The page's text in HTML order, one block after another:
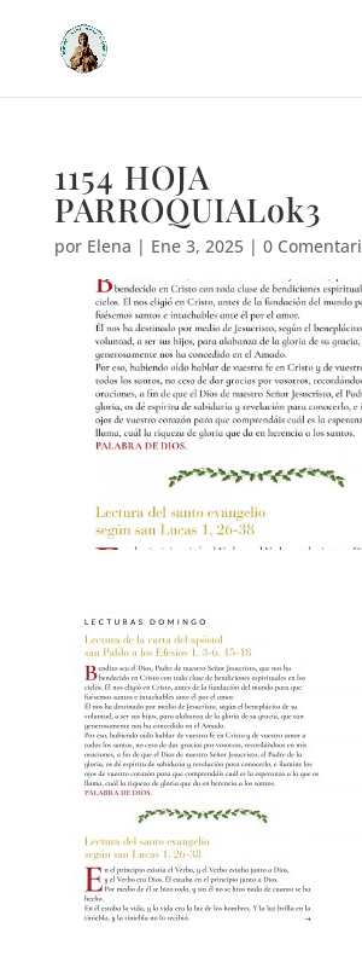
1154 HOJA
PARROQUIALok3
por Elena | Ene 3, 2025| 0